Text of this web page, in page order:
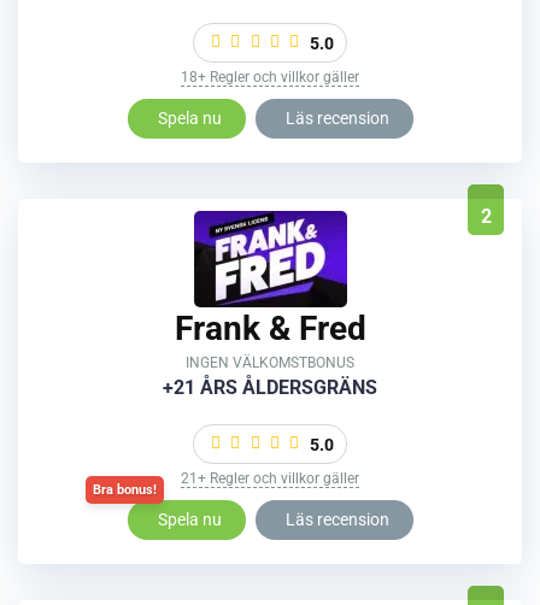
5.0
18+ Regler och villkor gäller
Spela nu Läs recension
2
Frank & Fred
INGEN VÄLKOMSTBONUS
+21 ÅRS ÅLDERSGRÄNS
5.0
21+ Regler och villkor gäller
Spela nu Läs recension